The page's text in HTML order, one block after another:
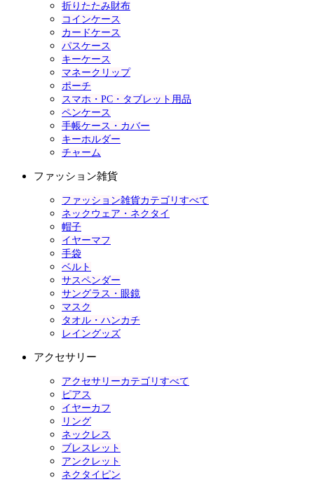
折りたたみ財布
コインケース
カードケース
パスケース
キーケース
マネークリップ
ポーチ
スマホ・PC・タブレット用品
ペンケース
手帳ケース・カバー
キーホルダー
チャーム
ファッション雑貨
ファッション雑貨カテゴリすべて
ネックウェア・ネクタイ
帽子
イヤーマフ
手袋
ベルト
サスペンダー
サングラス・眼鏡
マスク
タオル・ハンカチ
レイングッズ
アクセサリー
アクセサリーカテゴリすべて
ピアス
イヤーカフ
リング
ネックレス
ブレスレット
アンクレット
ネクタイピン